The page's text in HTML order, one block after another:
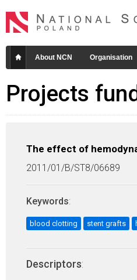
About NCN Organisation
Projects
The effect of
2011/01/B/ST8/06689
Keywords:
blood clotting stent grafts
Descriptors: